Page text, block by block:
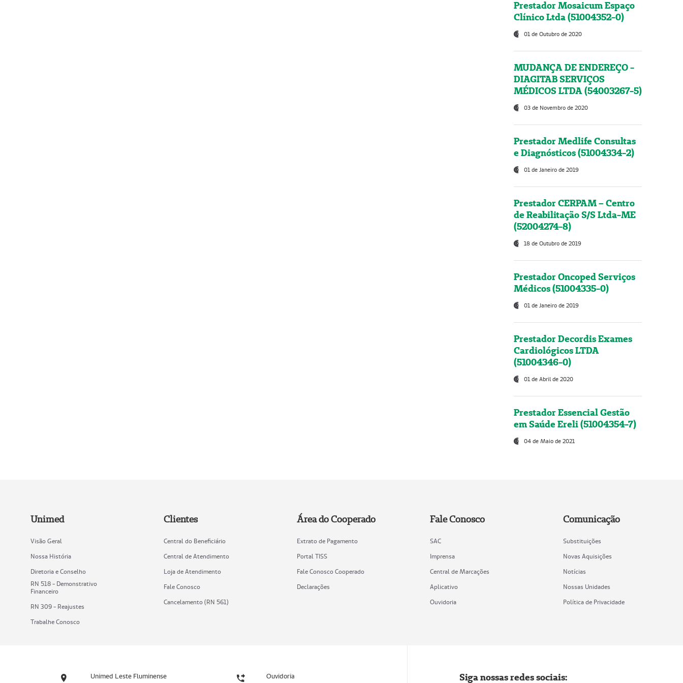
Prestador Mosaicum Espaço
Clínico Ltda (51004352-0)
01 de Outubro de 2020
MUDANÇA DE ENDEREÇO -
DIAGITAB SERVIÇOS
MÉDICOS LTDA (54003267-5)
03 de Novembro de 2020
Prestador Medlife Consultas
e Diagnósticos (51004334-2)
01 de Janeiro de 2019
Prestador CERPAM – Centro
de Reabilitação S/S Ltda-ME
(52004274-8)
18 de Outubro de 2019
Prestador Oncoped Serviços
Médicos (51004335-0)
01 de Janeiro de 2019
Prestador Decordis Exames
Cardiológicos LTDA
(51004346-0)
01 de Abril de 2020
Prestador Essencial Gestão
em Saúde Ereli (51004354-7)
04 de Maio de 2021
Unimed
Visão Geral
Nossa História
Diretoria e Conselho
RN 518 - Demonstrativo
Financeiro
RN 309 - Reajustes
Trabalhe Conosco
Clientes
Central do Beneficiário
Central de Atendimento
Loja de Atendimento
Fale Conosco
Cancelamento (RN 561)
Área do Cooperado
Extrato de Pagamento
Portal TISS
Fale Conosco Cooperado
Declarações
Fale Conosco
SAC
Imprensa
Central de Marcações
Aplicativo
Ouvidoria
Comunicação
Substituições
Novas Aquisições
Notícias
Nossas Unidades
Política de Privacidade
Unimed Leste Fluminense Ouvidoria Siga nossas redes sociais: